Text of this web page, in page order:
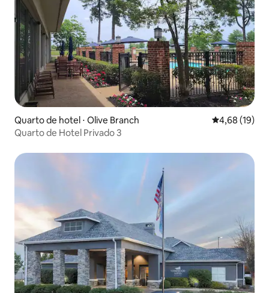
Quarto de hotel ⋅ Olive Branch 4,68 de uma
4,68 (19)
Quarto de Hotel Privado 3